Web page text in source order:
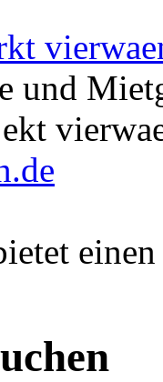
und